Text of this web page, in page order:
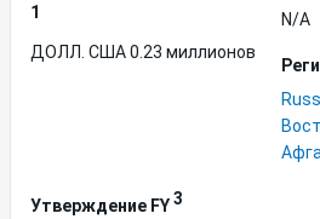
1
ДОЛЛ. США 0.23 миллионов
N/A
Утверждение FY3